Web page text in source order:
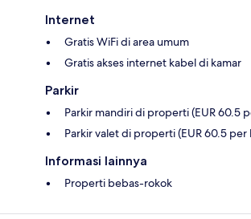
Internet
Gratis WiFi di area umum
Gratis akses internet kabel di kamar
Parkir
Parkir mandiri di properti (EUR 60.5
Parkir valet di properti (EUR 60.5 per
Informasi lainnya
Properti bebas-rokok